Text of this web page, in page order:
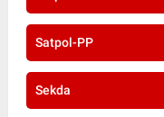
Satpol-PP
Sekda